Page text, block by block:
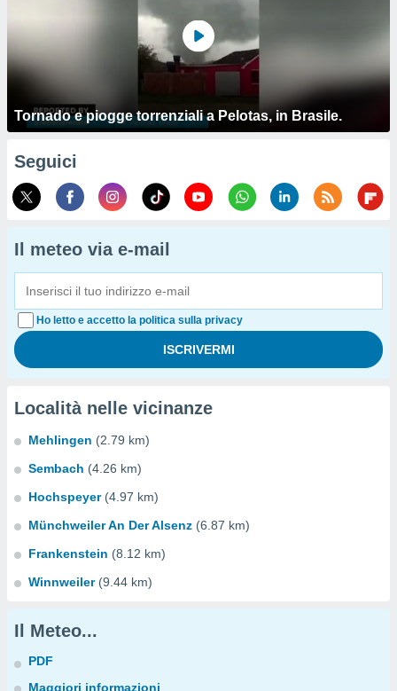
Tornado e piogge torrenziali a Pelotas, in Brasile.
Seguici
Il meteo via e-mail
Ho letto e accetto la politica sulla privacy
Località nelle vicinanze
Mehlingen (2.79 km)
Sembach (4.26 km)
Hochspeyer (4.97 km)
Münchweiler An Der Alsenz (6.87 km)
Frankenstein (8.12 km)
Winnweiler (9.44 km)
Il Meteo...
PDF
Maggiori informazioni